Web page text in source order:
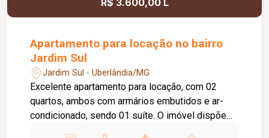
R$ 3.600,00 L
Apartamento para locação no bairro
Jardim Sul
Jardim Sul - Uberlândia/MG
Excelente apartamento para locação, com 02
quartos, ambos com armários embutidos e ar-
condicionado, sendo 01 suíte. O imóvel dispõe